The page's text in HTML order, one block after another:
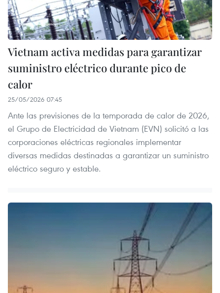
Vietnam activa medidas para garantizar
suministro eléctrico durante pico de
calor
25/05/2026 07:45
Ante las previsiones de la temporada de calor de 2026,
el Grupo de Electricidad de Vietnam (EVN) solicitó a las
corporaciones eléctricas regionales implementar
diversas medidas destinadas a garantizar un suministro
eléctrico seguro y estable.